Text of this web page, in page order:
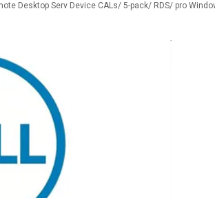
Desktop Serv Device CALs/ 5-pack/ RDS/ pro